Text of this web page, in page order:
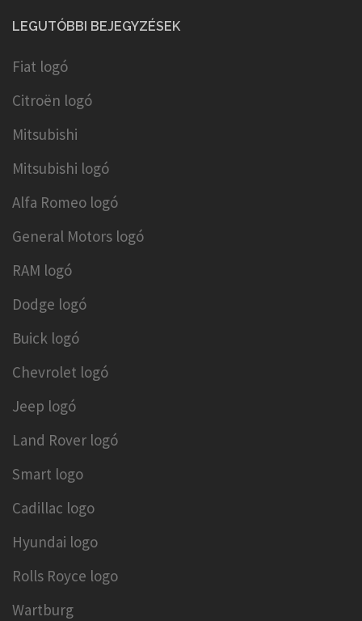
LEGUTÓBBI BEJEGYZÉSEK
Fiat logó
Citroën logó
Mitsubishi
Mitsubishi logó
Alfa Romeo logó
General Motors logó
RAM logó
Dodge logó
Buick logó
Chevrolet logó
Jeep logó
Land Rover logó
Smart logo
Cadillac logo
Hyundai logo
Rolls Royce logo
Wartburg